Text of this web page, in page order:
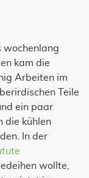
wochenlang
kam die
Arbeiten im
Teile
ein paar
die kühlen
In der
wollte,